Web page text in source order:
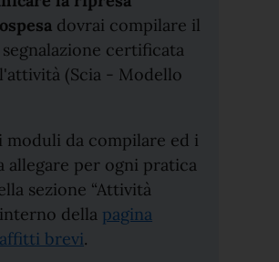
dovrai compilare il
certificata
(Scia - Modello
moduli da compilare ed i
allegare per ogni pratica
sezione “Attività
della pagina
brevi.